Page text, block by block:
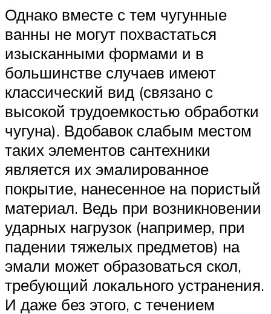
Однако вместе с тем чугунные
ванны не могут похвастаться
изысканными формами и в
большинстве случаев имеют
классический вид (связано с
высокой трудоемкостью обработки
чугуна). Вдобавок слабым местом
таких элементов сантехники
является их эмалированное
покрытие, нанесенное на пористый
материал. Ведь при возникновении
ударных нагрузок (например, при
падении тяжелых предметов) на
эмали может образоваться скол,
требующий локального устранения.
И даже без этого, с течением